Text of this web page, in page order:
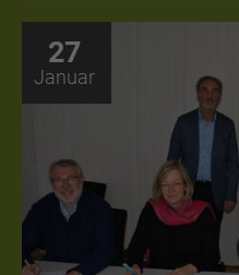
27
Januar